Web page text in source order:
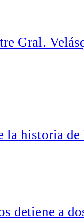
Gral.
la historia
detiene a